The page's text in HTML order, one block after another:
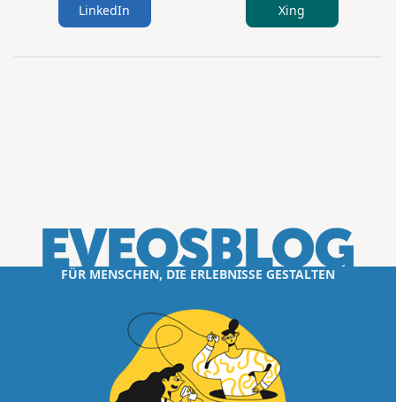
LinkedIn Xing
FÜR MENSCHEN, DIE ERLEBNISSE GESTALTEN